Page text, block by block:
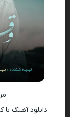
دانلود آهنگ